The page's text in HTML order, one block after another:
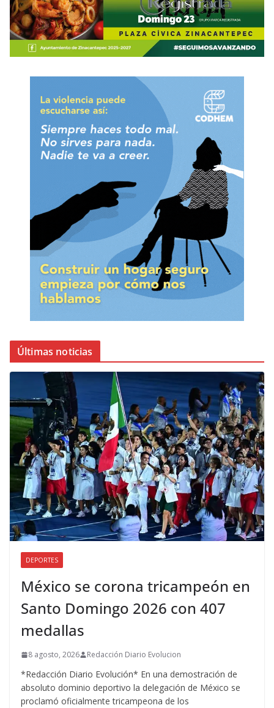
Últimas noticias
DEPORTES
México se corona tricampeón en
Santo Domingo 2026 con 407
medallas
8 agosto, 2026 Redacción Diario Evolucion
*Redacción Diario Evolución* En una demostración de
absoluto dominio deportivo la delegación de México se
proclamó oficialmente tricampeona de los